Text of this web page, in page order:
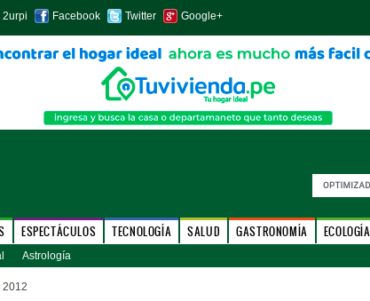
2urpi Facebook Twitter Google+
ESPECTÁCULOS TECNOLOGÍA SALUD GASTRONOMÍA ECOLOGÍA
Astrología
2012